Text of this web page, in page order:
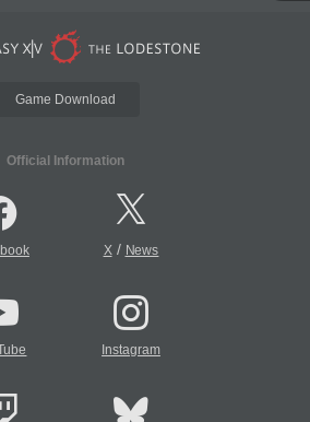
Game Download
Official Information
X/ News
Instagram